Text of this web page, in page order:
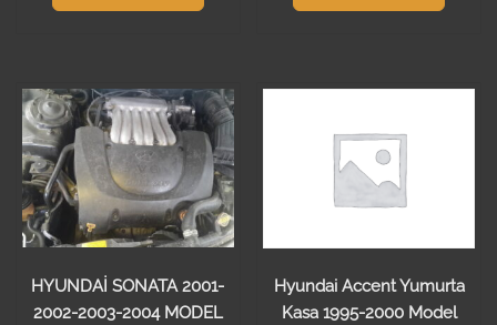
HYUNDAİ SONATA 2001-
2002-2003-2004 MODEL
Hyundai Accent Yumurta
Kasa 1995-2000 Model